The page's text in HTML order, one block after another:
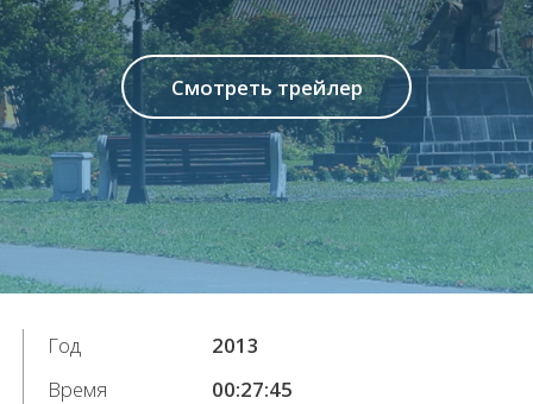
Смотреть трейлер
Год
2013
Время
00:27:45